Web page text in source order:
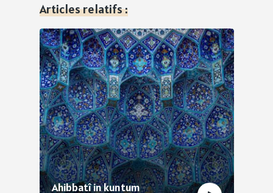
Articles relatifs :
Ahibbatî in kuntum